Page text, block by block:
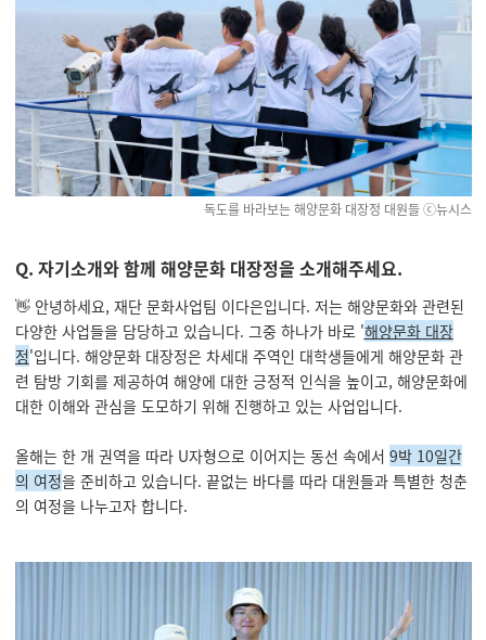
독도를 바라보는 해양문화 대장정 대원들ⓒ뉴시스
Q. 자기소개와 함께 해양문화 대장정을 소개해주세요.
👋 안녕하세요, 재단 문화사업팀 이다은입니다. 저는 해양문화와 관련된
다양한 사업들을 담당하고 있습니다. 그중 하나가 바로 '해양문화 대장
정'입니다. 해양문화 대장정은 차세대 주역인 대학생들에게 해양문화 관
련 탐방 기회를 제공하여 해양에 대한 긍정적 인식을 높이고, 해양문화에
대한 이해와 관심을 도모하기 위해 진행하고 있는 사업입니다.
올해는 한 개 권역을 따라 U자형으로 이어지는 동선 속에서 9박 10일간
의 여정을 준비하고 있습니다. 끝없는 바다를 따라 대원들과 특별한 청춘
의 여정을 나누고자 합니다.